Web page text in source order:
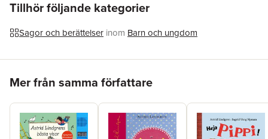
Illustratör
ISBN
9789129707847
Miljömärkning
Tillhör följande kategorier
Sagor och berättelser inom Barn och ungdom
Mer från samma författare